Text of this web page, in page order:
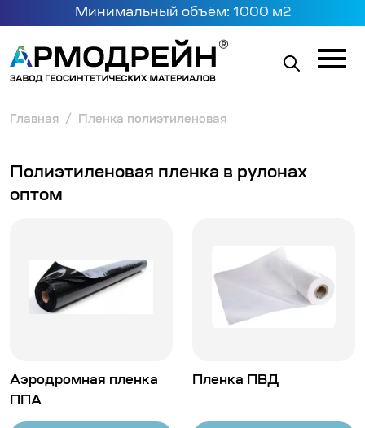
Главная Пленка полиэтиленовая
Полиэтиленовая пленка в рулонах
оптом
Аэродромная пленка
ППА
Пленка ПВД
Минимальный объём: 1000 м2